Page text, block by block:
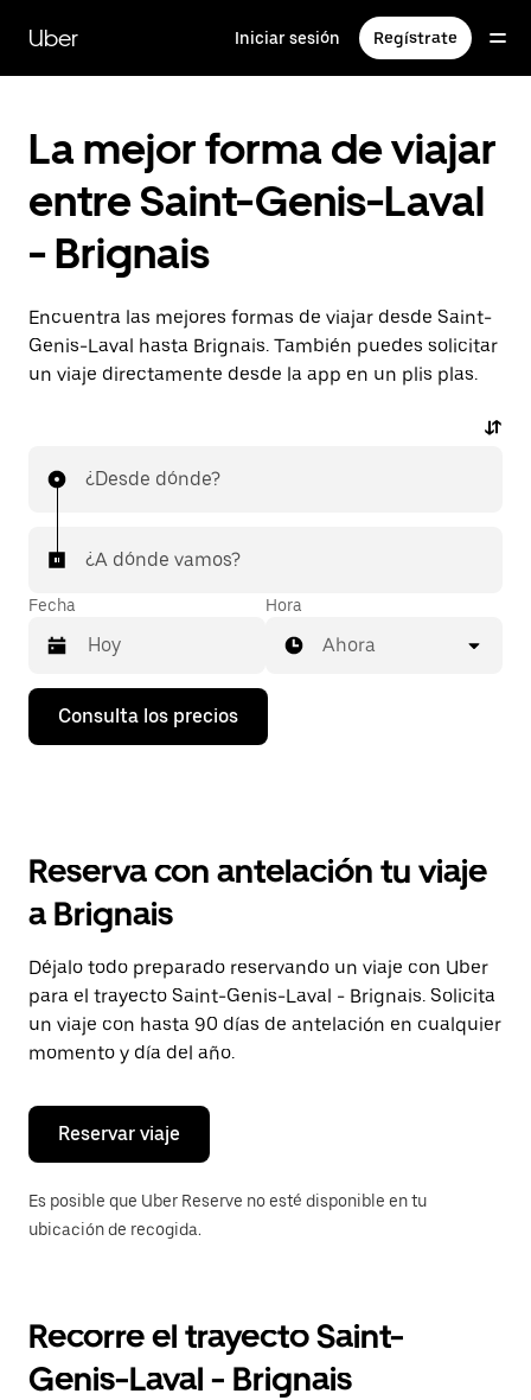
contenido
principal
Uber Iniciar sesión Regístrate
La mejor forma de viajar
entre Saint-Genis-Laval
- Brignais
Encuentra las mejores formas de viajar desde Saint-
Genis-Laval hasta Brignais. También puedes solicitar
un viaje directamente desde la app en un plis plas.
¿Desde dónde?
¿A dónde vamos?
Fecha
Pulsa
flecha
calendario
seleccionar
fecha.
Pulsa
el
botón
de
escape
cerrar
calendario.
Hora
Ahora
Consulta los precios
Reserva con antelación tu viaje
a Brignais
Déjalo todo preparado reservando un viaje con Uber
para el trayecto Saint-Genis-Laval - Brignais. Solicita
un viaje con hasta 90 días de antelación en cualquier
momento y día del año.
Reservar viaje
Es posible que Uber Reserve no esté disponible en tu
ubicación de recogida.
Recorre el trayecto Saint-
Genis-Laval - Brignais